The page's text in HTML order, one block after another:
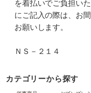
を着払いでご負担い
にご記入の際は、お
お願いします。
ＮＳ－２１４
カテゴリーから探す